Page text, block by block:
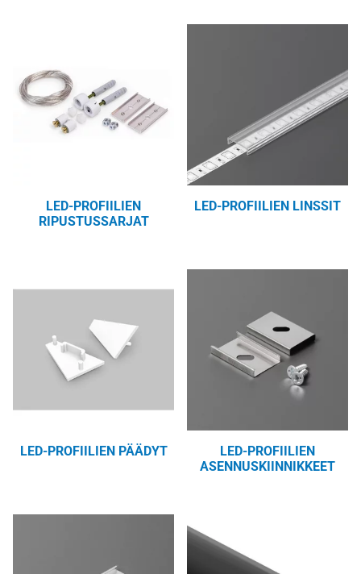
LED-PROFIILIEN
RIPUSTUSSARJAT
LED-PROFIILIEN LINSSIT
LED-PROFIILIEN PÄÄDYT
LED-PROFIILIEN
ASENNUSKIINNIKKEET